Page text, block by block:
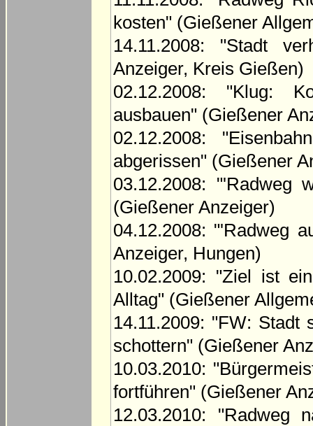
kosten" (Gießener
14.11.2008: "Stadt
Anzeiger, Kreis Gießen)
02.12.2008: "Klug:
ausbauen" (Gießener
02.12.2008:
abgerissen" (Gießener
03.12.2008: "'Radweg
(Gießener Anzeiger)
04.12.2008: "'Radweg
Anzeiger, Hungen)
10.02.2009: "Ziel ist
Alltag" (Gießener
14.11.2009: "FW:
schottern" (Gießener
10.03.2010:
fortführen" (Gießener
12.03.2010: "Radweg